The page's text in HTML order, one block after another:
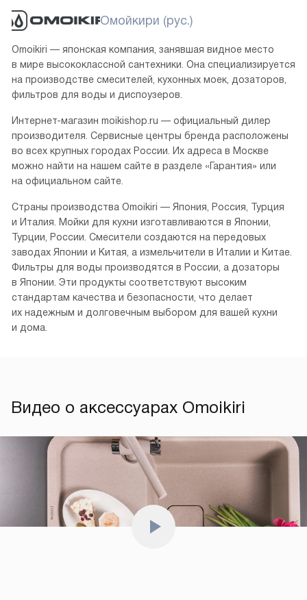
Омойкири (рус.)
Omoikiri — японская компания, занявшая видное место
в мире высококлассной сантехники. Она специализируется
на производстве смесителей, кухонных моек, дозаторов,
фильтров для воды и диспоузеров.
Интернет-магазин moikishop.ru — официальный дилер
производителя. Сервисные центры бренда расположены
во всех крупных городах России. Их адреса в Москве
можно найти на нашем сайте в разделе «Гарантия» или
на официальном сайте.
Страны производства Omoikiri — Япония, Россия, Турция
и Италия. Мойки для кухни изготавливаются в Японии,
Турции, России. Смесители создаются на передовых
заводах Японии и Китая, а измельчители в Италии и Китае.
Фильтры для воды производятся в России, а дозаторы
в Японии. Эти продукты соответствуют высоким
стандартам качества и безопасности, что делает
их надежным и долговечным выбором для вашей кухни
и дома.
Видео о аксессуарах Omoikiri